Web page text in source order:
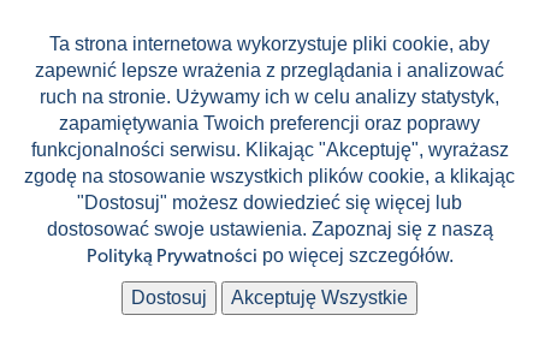
Zaliczka tylko 199 zł !
Rejsy
⚓
Ta strona internetowa wykorzystuje pliki cookie, aby
zapewnić lepsze wrażenia z przeglądania i analizować
ruch na stronie. Używamy ich w celu analizy statystyk,
zapamiętywania Twoich preferencji oraz poprawy
funkcjonalności serwisu. Klikając "Akceptuję", wyrażasz
zgodę na stosowanie wszystkich plików cookie, a klikając
"Dostosuj" możesz dowiedzieć się więcej lub
dostosować swoje ustawienia. Zapoznaj się z naszą
Polityką Prywatności po więcej szczegółów.
Dostosuj Akceptuję Wszystkie